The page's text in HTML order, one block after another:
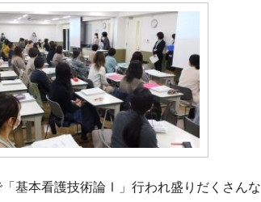
基本看護技術論Ⅰ」行われ盛りだくさんな